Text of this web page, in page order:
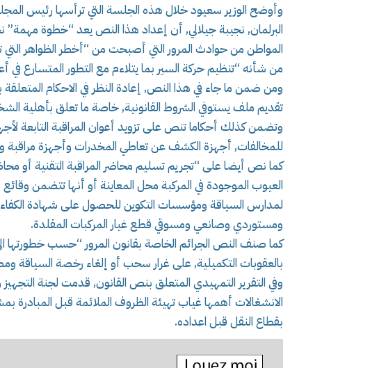
وأوضح الوزير سعيود خلال هذه الجلسة التي ترأسها رئيس
البرلمان, نجيبة جيلالي, أن إعداد هذا النص يعد “خطوة مهمة”
المواطن من حوادث المرور التي أصبحت من “أخطر الظواهر
من شأنه “تنظيم حركة السير بما يتلاءم مع التطور المتسارع في
ومن ضمن ما جاء في هذا النص, إعادة النظر في الاحكام
تقديم ملف يستوفي الشروط القانونية, خاصة ما تعلق بأهلية
وتضمن كذلك أحكاما تنص على تزويد أعوان المراقبة التابعة
للمخالفات, أجهزة الكشف عن تعاطي المخدرات وأجهزة مراقبة
كما نص أيضا على “تجريم تسليم محاضر المراقبة التقنية أو
العيوب الموجودة في المركبة محل المعاينة أو أنها تتضمن
لمدارس السياقة ومؤسسات التكوين للحصول على شهادة
ومستوردي وصانعي ومسوقي قطع غيار المركبات المقلدة.
كما صنف النص الجرائم الخاصة بقانون المرور “حسب
بالعقوبات التكميلية, على غرار سحب أو إلغاء رخصة السياقة
وفي التقرير التمهيدي المتعلق بنص القانون, قدمت لجنة
الانشغالات أهمها غياب تهيئة الظروف الملائمة قبل المبادرة
بقطاع النقل قبل اعداده.